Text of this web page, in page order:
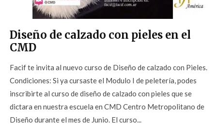
Diseño de calzado con pieles en el
CMD
Facif te invita al nuevo curso de Diseño de calzado con Pieles.
Condiciones: Si ya cursaste el Modulo I de peletería, podes
inscribirte al curso de diseño de calzado con pieles que se
dictara en nuestra escuela en CMD Centro Metropolitano de
Diseño durante el mes de Junio. El curso...